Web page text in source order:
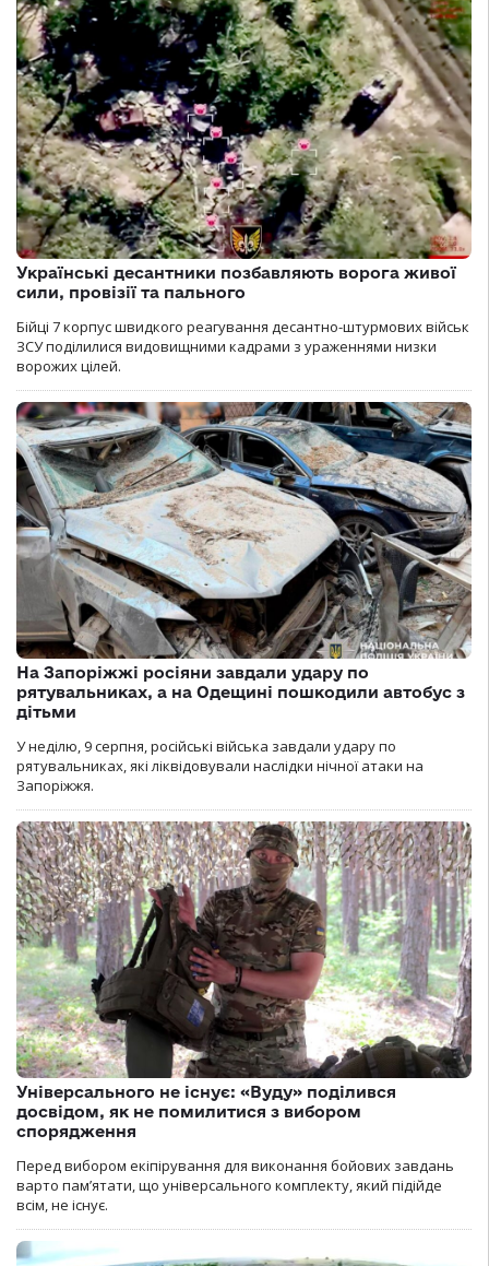
Українські десантники позбавляють ворога живої
сили, провізії та пального
Бійці 7 корпус швидкого реагування десантно-штурмових військ
ЗСУ поділилися видовищними кадрами з ураженнями низки
ворожих цілей.
На Запоріжжі росіяни завдали удару по
рятувальниках, а на Одещині пошкодили автобус з
дітьми
У неділю, 9 серпня, російські війська завдали удару по
рятувальниках, які ліквідовували наслідки нічної атаки на
Запоріжжя.
Універсального не існує: «Вуду» поділився
досвідом, як не помилитися з вибором
спорядження
Перед вибором екіпірування для виконання бойових завдань
варто пам’ятати, що універсального комплекту, який підійде
всім, не існує.